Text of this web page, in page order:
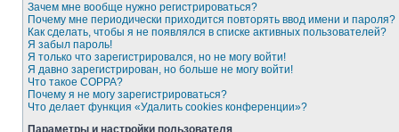
Зачем мне вообще нужно регистрироваться?
Почему мне периодически приходится повторять ввод имени и пароля?
Как сделать, чтобы я не появлялся в списке активных пользователей?
Я забыл пароль!
Я только что зарегистрировался, но не могу войти!
Я давно зарегистрирован, но больше не могу войти!
Что такое COPPA?
Почему я не могу зарегистрироваться?
Что делает функция «Удалить cookies конференции»?
Параметры и настройки пользователя